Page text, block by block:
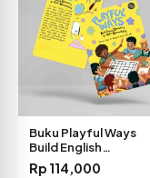
Buku Playful Ways
Build English
Vocabulary…
Rp 114,000